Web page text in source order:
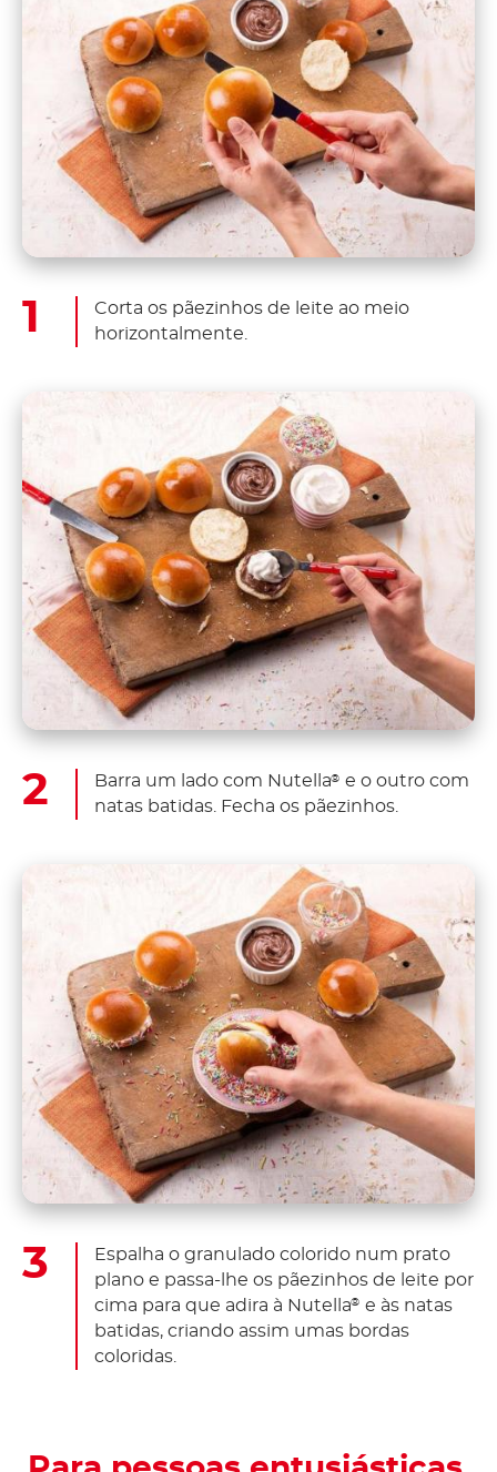
Corta os pãezinhos de leite ao meio
horizontalmente.
Barra um lado com Nutella® e o outro com
natas batidas. Fecha os pãezinhos.
Espalha o granulado colorido num prato
plano e passa-lhe os pãezinhos de leite por
cima para que adira à Nutella® e às natas
batidas, criando assim umas bordas
coloridas.